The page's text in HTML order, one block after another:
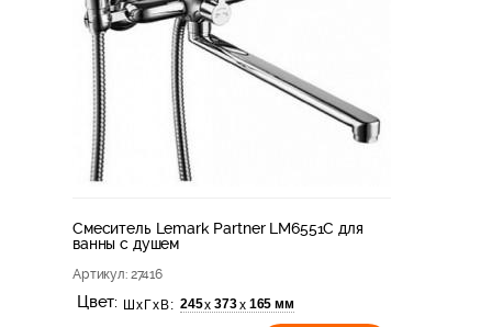
Смеситель Lemark Partner LM6551C для
ванны с душем
Артикул: 27416
Цвет: ШхГхВ: 245х 373х 165 мм